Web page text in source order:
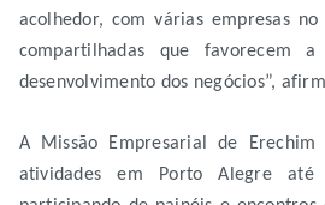
acolhedor, com várias empresas
compartilhadas que
desenvolvimento dos negócios”,
A Missão Empresarial de
atividades em Porto Alegre até